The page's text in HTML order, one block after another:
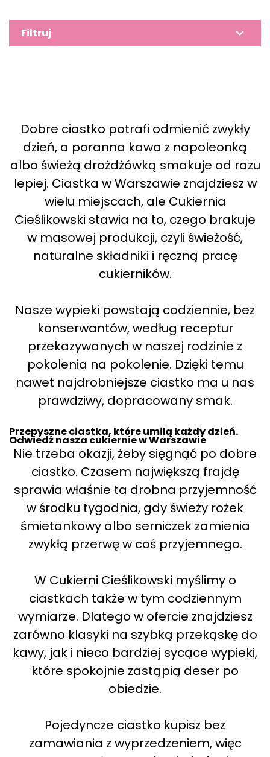
Filtruj
Dobre ciastko potrafi odmienić zwykły
dzień, a poranna kawa z napoleonką
albo świeżą drożdżówką smakuje od razu
lepiej. Ciastka w Warszawie znajdziesz w
wielu miejscach, ale Cukiernia
Cieślikowski stawia na to, czego brakuje
w masowej produkcji, czyli świeżość,
naturalne składniki i ręczną pracę
cukierników.
Nasze wypieki powstają codziennie, bez
konserwantów, według receptur
przekazywanych w naszej rodzinie z
pokolenia na pokolenie. Dzięki temu
nawet najdrobniejsze ciastko ma u nas
prawdziwy, dopracowany smak.
Przepyszne ciastka, które umilą każdy dzień.
Odwiedź nasza cukiernie w Warszawie
Nie trzeba okazji, żeby sięgnąć po dobre
ciastko. Czasem największą frajdę
sprawia właśnie ta drobna przyjemność
w środku tygodnia, gdy świeży rożek
śmietankowy albo serniczek zamienia
zwykłą przerwę w coś przyjemnego.
W Cukierni Cieślikowski myślimy o
ciastkach także w tym codziennym
wymiarze. Dlatego w ofercie znajdziesz
zarówno klasyki na szybką przekąskę do
kawy, jak i nieco bardziej sycące wypieki,
które spokojnie zastąpią deser po
obiedzie.
Pojedyncze ciastko kupisz bez
zamawiania z wyprzedzeniem, więc